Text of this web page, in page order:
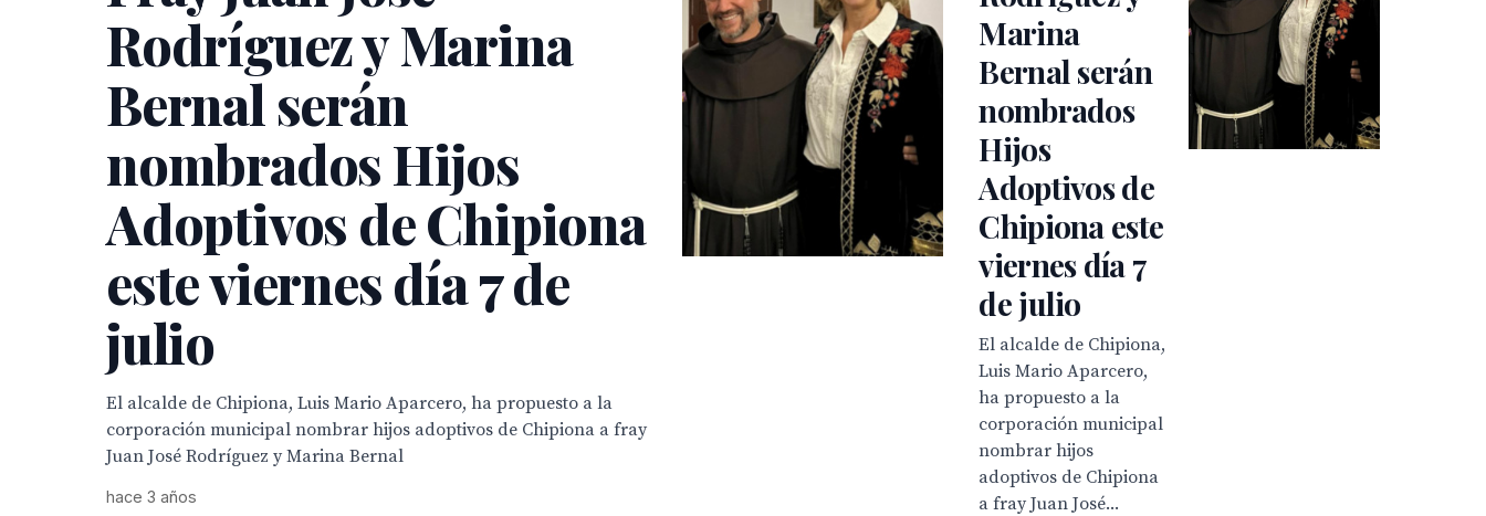
Rodríguez y Marina
Bernal serán
nombrados Hijos
Adoptivos de Chipiona
este viernes día 7 de
julio
El alcalde de Chipiona, Luis Mario Aparcero, ha propuesto a la
corporación municipal nombrar hijos adoptivos de Chipiona a fray
Juan José Rodríguez y Marina Bernal
hace 3 años
Marina
Bernal serán
nombrados
Hijos
Adoptivos de
Chipiona este
viernes día 7
de julio
El alcalde de Chipiona,
Luis Mario Aparcero,
ha propuesto a la
corporación municipal
nombrar hijos
adoptivos de Chipiona
a fray Juan José...